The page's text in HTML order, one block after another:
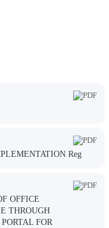
Reg
OFFICE
THROUGH
FOR